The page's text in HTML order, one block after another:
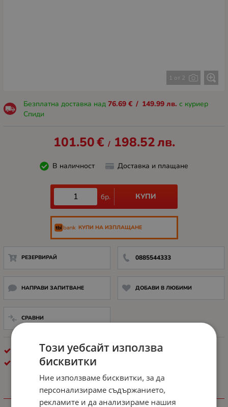
1 от 2
Безплатна доставка над 76.69 € / 149.99 лв. с куриер
Спиди
101.50€ / 198.52лв.
В наличност Доставка и плащане
бр. КУПИ
КУПИ НА ИЗПЛАЩАНЕ
РЕЗЕРВИРАЙ 0885544333
НАПРАВИ ЗАПИТВАНЕ ДОБАВИ В ЛЮБИМИ
СРАВНИ
КАРТИ ПАМЕТ
TRANSCEND
ХАРАКТЕРИСТИКИ
Този уебсайт използва
бисквитки
Ние използваме бисквитки, за да
персонализираме съдържанието,
рекламите и да анализираме нашия